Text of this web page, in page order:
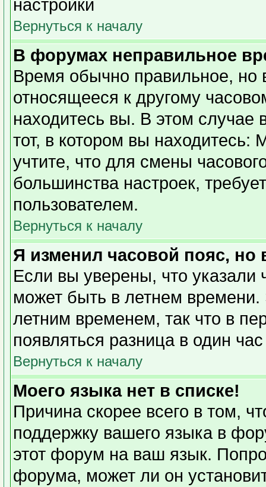
настройки
Вернуться к началу
В форумах неправильное
Время обычно правильное, но
относящееся к другому
находитесь вы. В этом случае
тот, в котором вы находитесь:
учтите, что для смены
большинства настроек,
пользователем.
Вернуться к началу
Я изменил часовой пояс, но
Если вы уверены, что указали
может быть в летнем
летним временем, так что в
появляться разница в один
Вернуться к началу
Моего языка нет в списке!
Причина скорее всего в том,
поддержку вашего языка в
этот форум на ваш язык.
форума, может ли он